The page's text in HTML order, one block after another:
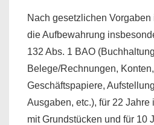
Nach gesetzlichen
die Aufbewahrung
132 Abs. 1 BAO
Belege/Rechnungen,
Geschäftspapiere,
Ausgaben, etc.), für 22 Jahre
mit Grundstücken und für 10